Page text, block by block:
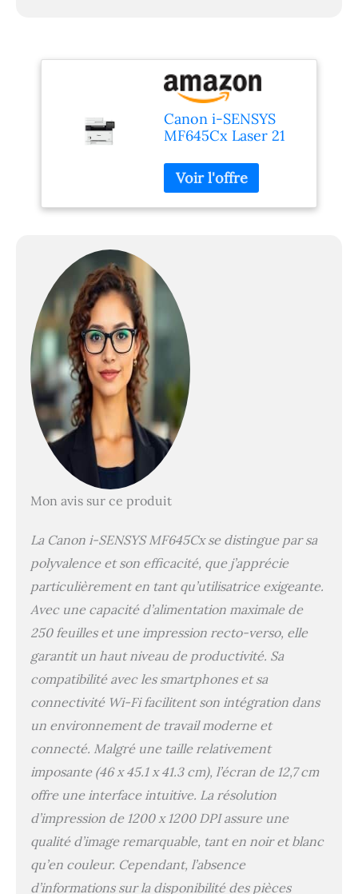
Canon i-SENSYS
MF645Cx Laser 21
DPI A4 Wifi -
Multifonctions
(Laser, Impression
Mon avis sur ce produit
La Canon i-SENSYS MF645Cx se distingue par sa
polyvalence et son efficacité, que j’apprécie
particulièrement en tant qu’utilisatrice exigeante.
Avec une capacité d’alimentation maximale de
250 feuilles et une impression recto-verso, elle
garantit un haut niveau de productivité. Sa
compatibilité avec les smartphones et sa
connectivité Wi-Fi facilitent son intégration dans
un environnement de travail moderne et
connecté. Malgré une taille relativement
imposante (46 x 45.1 x 41.3 cm), l’écran de 12,7 cm
offre une interface intuitive. La résolution
d’impression de 1200 x 1200 DPI assure une
qualité d’image remarquable, tant en noir et blanc
qu’en couleur. Cependant, l’absence
d’informations sur la disponibilité des pièces